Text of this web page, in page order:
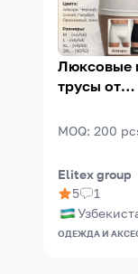
Люксовые
трусы от
MOQ: 200
Elitex group
5
1
ОДЕЖДА И